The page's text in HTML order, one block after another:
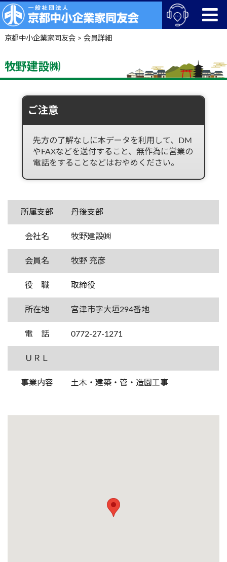
京都中小企業家同友会> 会員詳細
牧野建設㈱
ご注意
先方の了解なしに本データを利用して、DM
やFAXなどを送付すること、無作為に営業の
電話をすることなどはおやめください。
所属支部 丹後支部
会社名 牧野建設㈱
会員名 牧野 充彦
役 職 取締役
所在地 宮津市字大垣294番地
電 話 0772-27-1271
ＵＲＬ
事業内容 土木・建築・管・造園工事